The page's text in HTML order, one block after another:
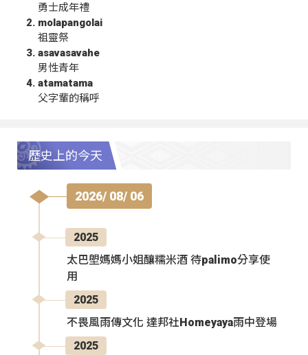
勇士成年禮
molapangolai
祖靈祭
asavasavahe
男性青年
atamatama
父字輩的稱呼
歷史上的今天
2026/ 08/ 06
2025
太巴塱媽媽小姐釀糯米酒 待palimo分享使
用
2025
不畏風雨傳文化 達邦社Homeyaya雨中登場
2025